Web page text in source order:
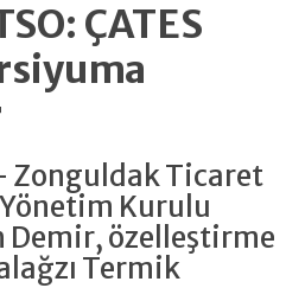
ÇATES
Zonguldak Ticaret
Yönetim Kurulu
Demir, özelleştirme
Termik